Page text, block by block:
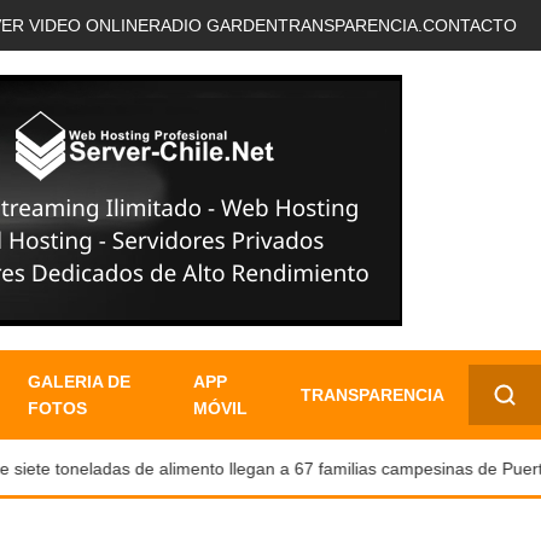
VIDEO ONLINERADIO GARDENTRANSPARENCIA. CONTACTO
GALERIA DE
FOTOS
APP
MÓVIL
TRANSPARENCIA
✕
toneladas de alimento llegan a 67 familias campesinas de Puerto